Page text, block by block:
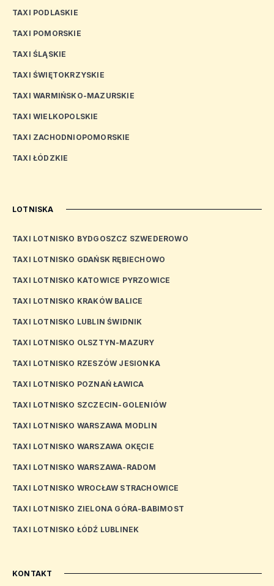
TAXI PODLASKIE
TAXI POMORSKIE
TAXI ŚLĄSKIE
TAXI ŚWIĘTOKRZYSKIE
TAXI WARMIŃSKO-MAZURSKIE
TAXI WIELKOPOLSKIE
TAXI ZACHODNIOPOMORSKIE
TAXI ŁÓDZKIE
LOTNISKA
TAXI LOTNISKO BYDGOSZCZ SZWEDEROWO
TAXI LOTNISKO GDAŃSK RĘBIECHOWO
TAXI LOTNISKO KATOWICE PYRZOWICE
TAXI LOTNISKO KRAKÓW BALICE
TAXI LOTNISKO LUBLIN ŚWIDNIK
TAXI LOTNISKO OLSZTYN-MAZURY
TAXI LOTNISKO RZESZÓW JESIONKA
TAXI LOTNISKO POZNAŃ ŁAWICA
TAXI LOTNISKO SZCZECIN-GOLENIÓW
TAXI LOTNISKO WARSZAWA MODLIN
TAXI LOTNISKO WARSZAWA OKĘCIE
TAXI LOTNISKO WARSZAWA-RADOM
TAXI LOTNISKO WROCŁAW STRACHOWICE
TAXI LOTNISKO ZIELONA GÓRA-BABIMOST
TAXI LOTNISKO ŁÓDŹ LUBLINEK
KONTAKT